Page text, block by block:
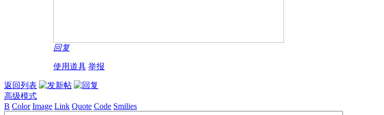
回复
使用道具 举报
返回列表
高级模式
B Color Image Link Quote Code Smilies